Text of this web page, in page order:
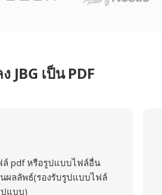
JBG เป็น PDF
ล์ pdf หรือรูปแบบไฟล์อื่น
ผลลัพธ์(รองรับรูปแบบไฟล์
ปแบบ)